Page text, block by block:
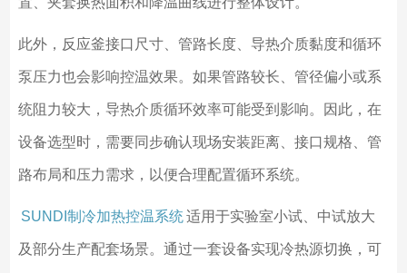
此外，反应釜接口尺寸、管路长度、导热介质黏度和循环
泵压力也会影响控温效果。如果管路较长、管径偏小或系
统阻力较大，导热介质循环效率可能受到影响。因此，在
设备选型时，需要同步确认现场安装距离、接口规格、管
路布局和压力需求，以便合理配置循环系统。
SUNDI制冷加热控温系统适用于实验室小试、中试放大
及部分生产配套场景。通过一套设备实现冷热源切换，可